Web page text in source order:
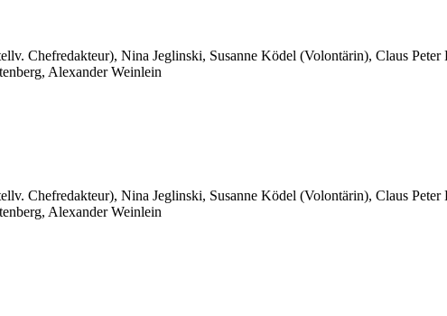
Chefredakteur), Nina Jeglinski, Susanne Ködel (Volontärin), Claus Peter
Alexander Weinlein
Chefredakteur), Nina Jeglinski, Susanne Ködel (Volontärin), Claus Peter
Alexander Weinlein